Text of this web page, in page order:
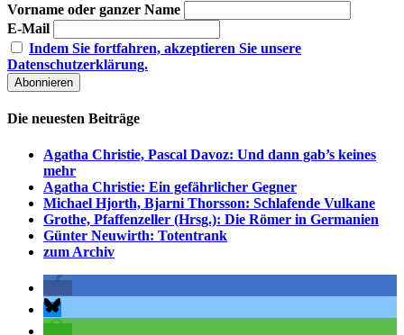
Vorname oder ganzer Name
E-Mail
Indem Sie fortfahren, akzeptieren Sie unsere
Datenschutzerklärung.
Die neuesten Beiträge
Agatha Christie, Pascal Davoz: Und dann gab’s keines
mehr
Agatha Christie: Ein gefährlicher Gegner
Michael Hjorth, Bjarni Thorsson: Schlafende Vulkane
Grothe, Pfaffenzeller (Hrsg.): Die Römer in Germanien
Günter Neuwirth: Totentrank
zum Archiv